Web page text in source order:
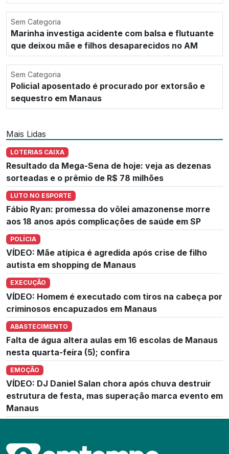
Sem Categoria
Marinha investiga acidente com balsa e flutuante
que deixou mãe e filhos desaparecidos no AM
Sem Categoria
Policial aposentado é procurado por extorsão e
sequestro em Manaus
Mais Lidas
LOTERIAS CAIXA
Resultado da Mega-Sena de hoje: veja as dezenas
sorteadas e o prêmio de R$ 78 milhões
LUTO NO ESPORTE
Fábio Ryan: promessa do vôlei amazonense morre
aos 18 anos após complicações de saúde em SP
POLÍCIA
VÍDEO: Mãe atípica é agredida após crise de filho
autista em shopping de Manaus
EXECUÇÃO
VÍDEO: Homem é executado com tiros na cabeça por
criminosos encapuzados em Manaus
ABASTECIMENTO
Falta de água altera aulas em 16 escolas de Manaus
nesta quarta-feira (5); confira
EMOÇÃO
VÍDEO: DJ Daniel Salan chora após chuva destruir
estrutura de festa, mas superação marca evento em
Manaus